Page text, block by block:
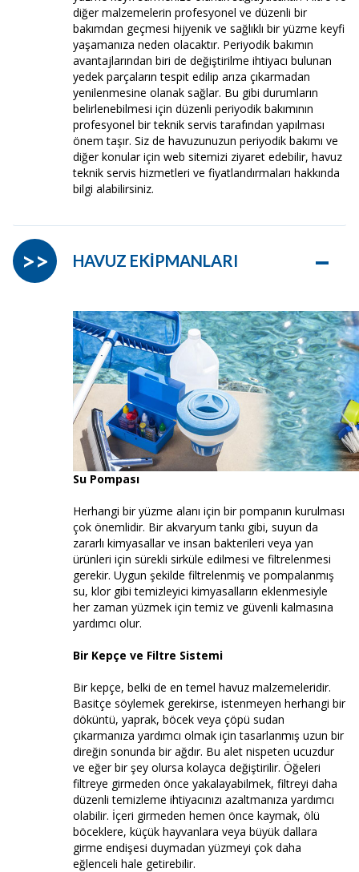
diğer malzemelerin profesyonel ve düzenli bir
bakımdan geçmesi hijyenik ve sağlıklı bir yüzme keyfi
yaşamanıza neden olacaktır. Periyodik bakımın
avantajlarından biri de değiştirilme ihtiyacı bulunan
yedek parçaların tespit edilip arıza çıkarmadan
yenilenmesine olanak sağlar. Bu gibi durumların
belirlenebilmesi için düzenli periyodik bakımının
profesyonel bir teknik servis tarafından yapılması
önem taşır. Siz de havuzunuzun periyodik bakımı ve
diğer konular için web sitemizi ziyaret edebilir, havuz
teknik servis hizmetleri ve fiyatlandırmaları hakkında
bilgi alabilirsiniz.
HAVUZ EKİPMANLARI –
>>
Su Pompası
Herhangi bir yüzme alanı için bir pompanın kurulması
çok önemlidir. Bir akvaryum tankı gibi, suyun da
zararlı kimyasallar ve insan bakterileri veya yan
ürünleri için sürekli sirküle edilmesi ve filtrelenmesi
gerekir. Uygun şekilde filtrelenmiş ve pompalanmış
su, klor gibi temizleyici kimyasalların eklenmesiyle
her zaman yüzmek için temiz ve güvenli kalmasına
yardımcı olur.
Bir Kepçe ve Filtre Sistemi
Bir kepçe, belki de en temel havuz malzemeleridir.
Basitçe söylemek gerekirse, istenmeyen herhangi bir
döküntü, yaprak, böcek veya çöpü sudan
çıkarmanıza yardımcı olmak için tasarlanmış uzun bir
direğin sonunda bir ağdır. Bu alet nispeten ucuzdur
ve eğer bir şey olursa kolayca değiştirilir. Öğeleri
filtreye girmeden önce yakalayabilmek, filtreyi daha
düzenli temizleme ihtiyacınızı azaltmanıza yardımcı
olabilir. İçeri girmeden hemen önce kaymak, ölü
böceklere, küçük hayvanlara veya büyük dallara
girme endişesi duymadan yüzmeyi çok daha
eğlenceli hale getirebilir.